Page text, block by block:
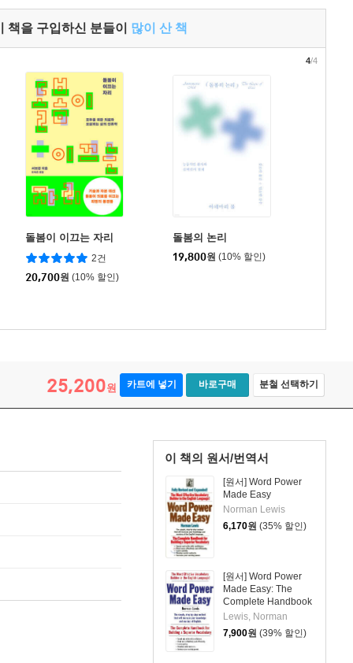
책을 구입하신 분들이 많이 산 책
돌봄이 이끄는 자리
2건
20,700원 (10% 할인)
돌봄의 논리
19,800원 (10% 할인)
4/4
25,200원 카트에 넣기 바로구매 분철 선택하기
이 책의 원서/번역서
[원서] Word Power
Made Easy
Norman Lewis
6,170원 (35% 할인)
[원서] Word Power
Made Easy: The
Complete Handbook
for Building a
Superior Vocabulary
Lewis, Norman
7,900원 (39% 할인)